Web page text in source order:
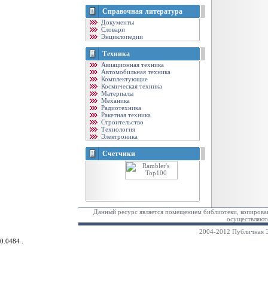
Справочная литература
Документы
Словари
Энциклопедии
Техника
Авиационная техника
Автомобильная техника
Комплектующие
Космическая техника
Материалы
Механика
Радиотехника
Ракетная техника
Строительство
Технология
Электроника
Счетчики
Данный ресурс является помещением библиотеки,
2004-2012 Публичная
0.0484 .